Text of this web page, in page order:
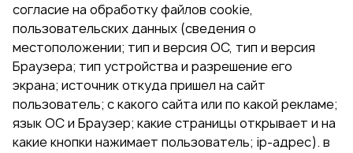
согласие на обработку файлов cookie,
пользовательских данных (сведения о
местоположении; тип и версия ОС, тип и версия
Браузера; тип устройства и разрешение его
экрана; источник откуда пришел на сайт
пользователь; с какого сайта или по какой рекламе;
язык ОС и Браузер; какие страницы открывает и на
какие кнопки нажимает пользователь; ip-адрес). в